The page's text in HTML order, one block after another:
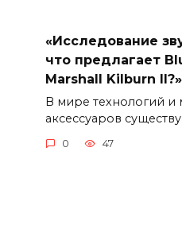
«Исследование
что предлагает
Marshall Kilburn II?»
В мире технологий и
аксессуаров
0 47